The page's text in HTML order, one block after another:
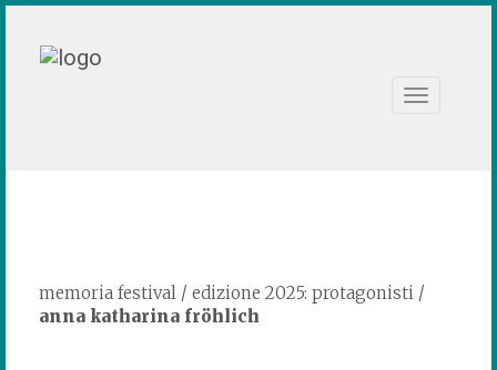
Toggle
memoria festival / edizione 2025: protagonisti /
anna katharina fröhlich